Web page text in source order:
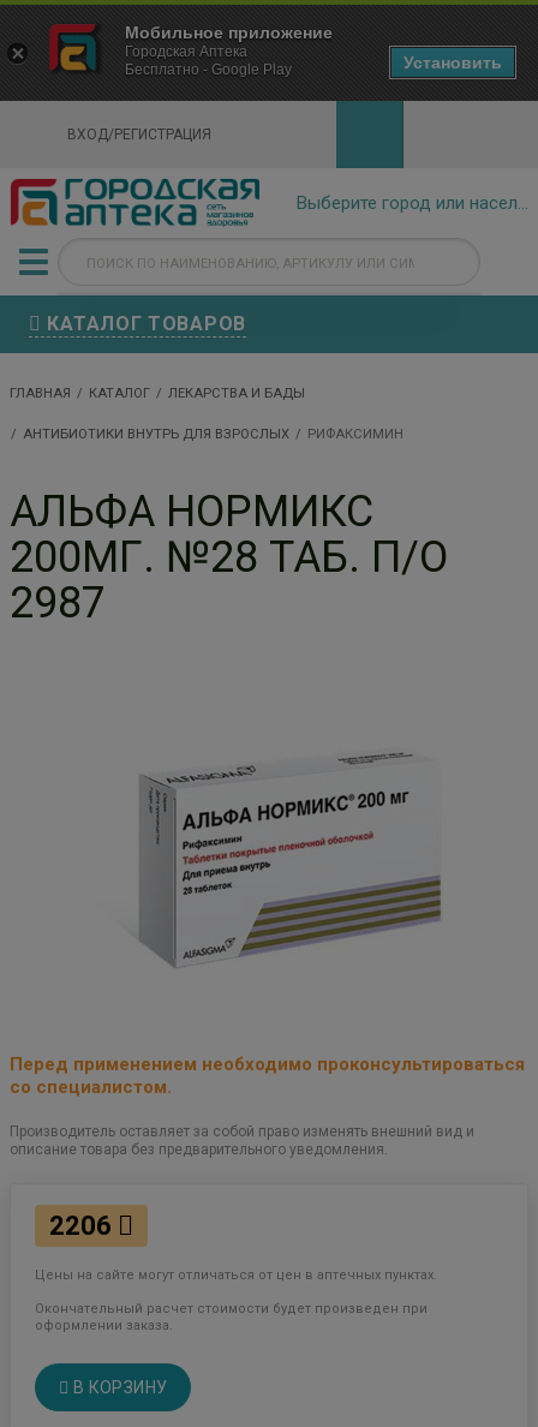
ВХОД/РЕГИСТРАЦИЯ
КАТАЛОГ ТОВАРОВ
ГЛАВНАЯ КАТАЛОГ ЛЕКАРСТВА И БАДЫ
АНТИБИОТИКИ ВНУТРЬ ДЛЯ ВЗРОСЛЫХ РИФАКСИМИН
АЛЬФА НОРМИКС
200МГ. №28 ТАБ. П/О
2987
Перед применением необходимо проконсультироваться
со специалистом.
Производитель оставляет за собой право изменять внешний вид и
описание товара без предварительного уведомления.
2206
Цены на сайте могут отличаться от цен в аптечных пунктах.
Окончательный расчет стоимости будет произведен при
оформлении заказа.
В КОРЗИНУ
×
Городская Аптека Маркетплейс
- In Google Play
Мобильное приложение
Городская Аптека
Бесплатно - Google Play
Установить